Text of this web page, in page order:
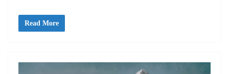
Read More